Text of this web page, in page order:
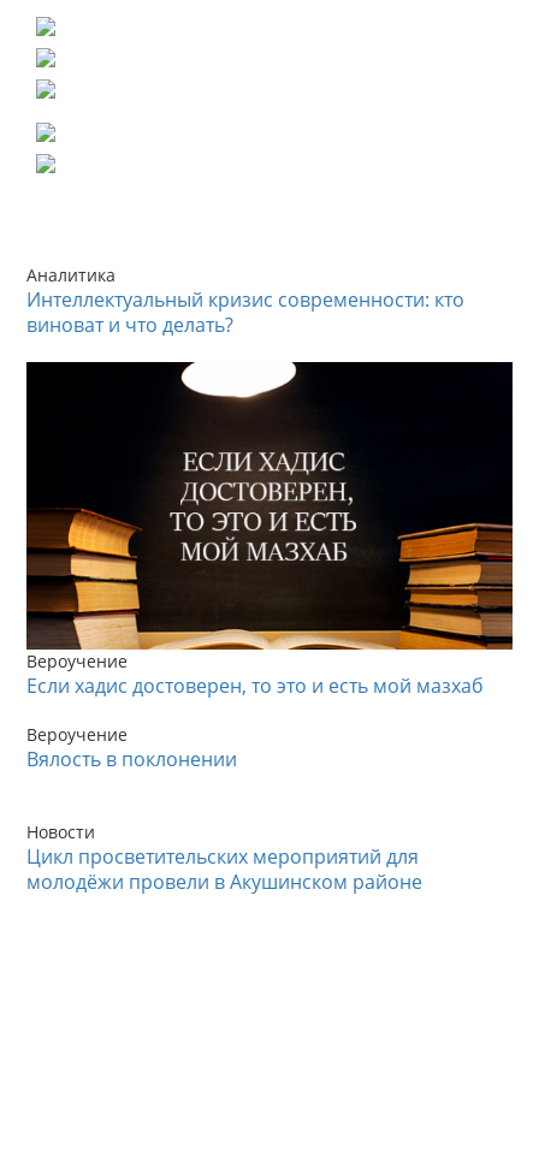
Аналитика
Интеллектуальный кризис современности: кто
виноват и что делать?
Вероучение
Если хадис достоверен, то это и есть мой мазхаб
Вероучение
Вялость в поклонении
Новости
Цикл просветительских мероприятий для
молодёжи провели в Акушинском районе